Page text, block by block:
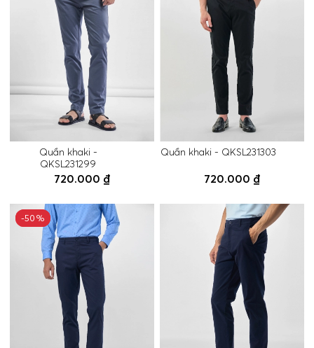
Quần khaki -
QKSL231299
720.000 ₫
Quần khaki - QKSL231303
720.000 ₫
-50%
-50%